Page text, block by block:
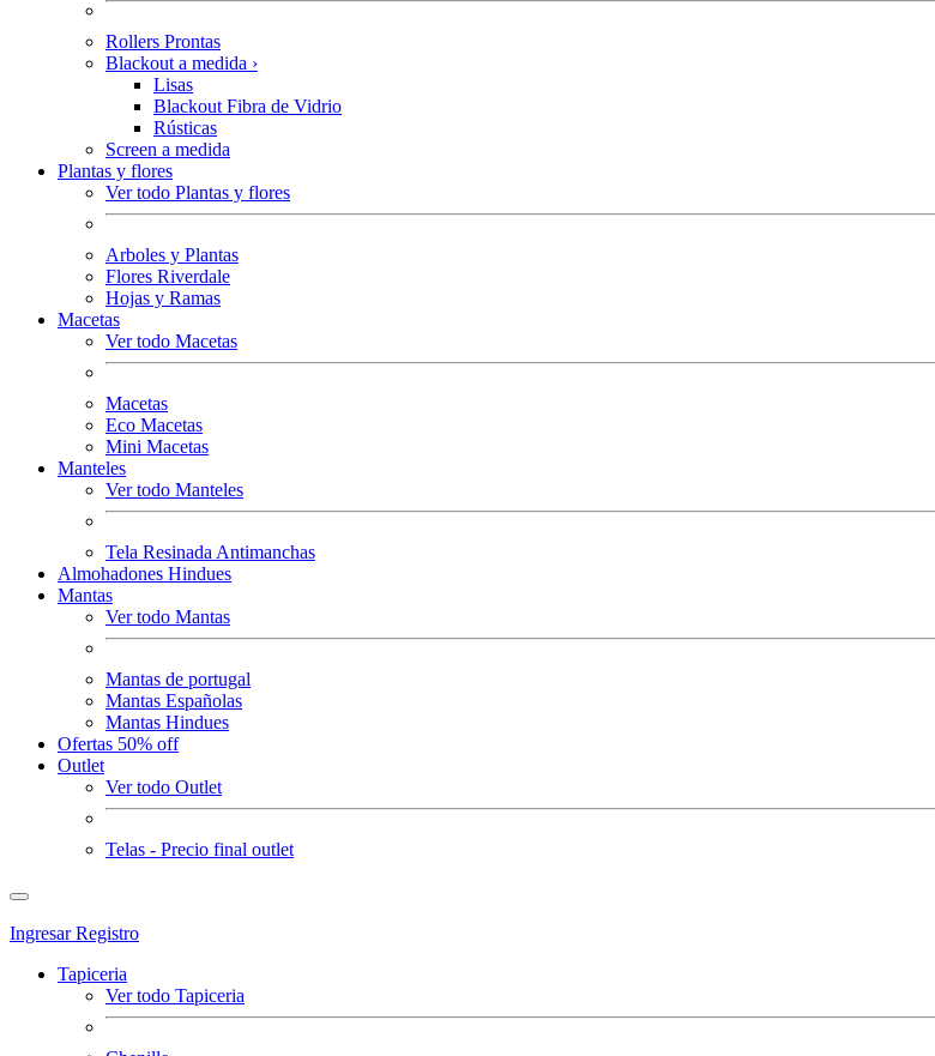
Rollers Prontas
Blackout a medida ›
Lisas
Blackout Fibra de Vidrio
Rústicas
Screen a medida
Plantas y flores
Ver todo Plantas y flores
Arboles y Plantas
Flores Riverdale
Hojas y Ramas
Macetas
Ver todo Macetas
Macetas
Eco Macetas
Mini Macetas
Manteles
Ver todo Manteles
Tela Resinada Antimanchas
Almohadones Hindues
Mantas
Ver todo Mantas
Mantas de portugal
Mantas Españolas
Mantas Hindues
Ofertas 50% off
Outlet
Ver todo Outlet
Telas - Precio final outlet
IngresarRegistro
Tapiceria
Ver todo Tapiceria